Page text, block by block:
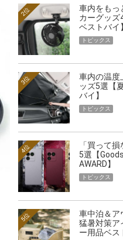
車内をもっ
カーグッズ
ベストバイ】
2位
トピックス
車内の温度
ッズ5選【
バイ】
3位
トピックス
「買って
5選【
AWARD】
4位
トピックス
車中泊＆ア
猛暑対策ア
ー用品ベス
5位